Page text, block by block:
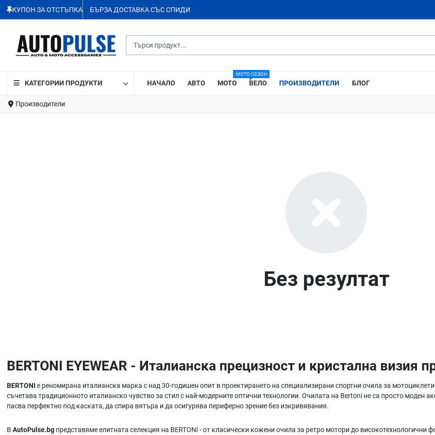
КУПОН ЗА ОТСТЪПКА БЪРЗА ДОСТАВКА СЪС СПИДИ
КАТЕГОРИИ ПРОДУКТИ НАЧАЛО АВТО МОТО
МОТО СЕЗОН
ВЕЛО ПРОИЗВОДИТЕЛИ БЛОГ
Производители
Без резултат
BERTONI EYEWEAR - Италианска прецизност и кристална визия
BERTONI е реномирана италианска марка с над 30-годишен опит в проектирането на специализирани спортни очила за
съчетава традиционното италианско чувство за стил с най-модерните оптични технологии. Очилата на Bertoni не са просто моден
пасва перфектно под каската, да спира вятъра и да осигурява периферно зрение без изкривявания.
В AutoPulse.bg представяме елитната селекция на BERTONI - от класически кожени очила за ретро мотори до високотехнологични